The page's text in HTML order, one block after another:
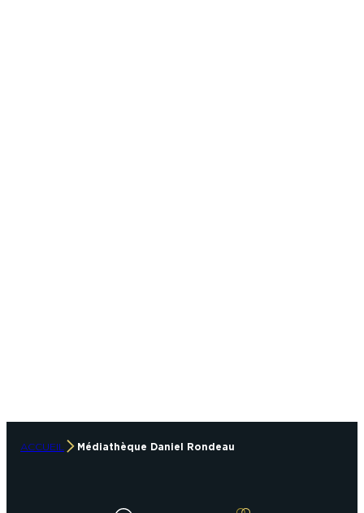
ACCUEIL Médiathèque Daniel Rondeau